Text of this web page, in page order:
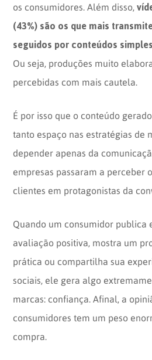
os consumidores. Além disso,
(43%) são os que mais
seguidos por conteúdos
Ou seja, produções muito
percebidas com mais cautela.
É por isso que o conteúdo
tanto espaço nas estratégias de
depender apenas da
empresas passaram a perceber
clientes em protagonistas da
Quando um consumidor publica
avaliação positiva, mostra um
prática ou compartilha sua
sociais, ele gera algo
marcas: confiança. Afinal, a
consumidores tem um peso
compra.